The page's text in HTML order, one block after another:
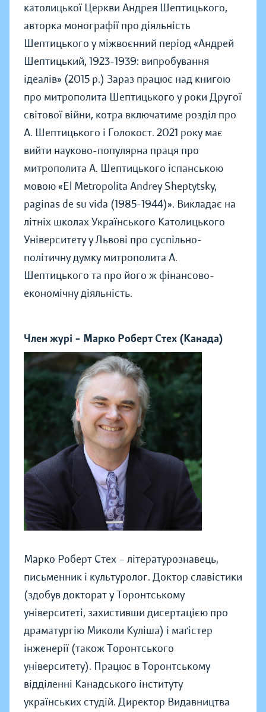
католицької Церкви Андрея Шептицького,
авторка монографії про діяльність
Шептицького у міжвоєнний період «Андрей
Шептицький, 1923-1939: випробування
ідеалів» (2015 р.) Зараз працює над книгою
про митрополита Шептицького у роки Другої
світової війни, котра включатиме розділ про
А. Шептицького і Голокост. 2021 року має
вийти науково-популярна праця про
митрополита А. Шептицького іспанською
мовою «El Metropolita Andrey Sheptytsky,
paginas de su vida (1985-1944)». Викладає на
літніх школах Українського Католицького
Університету у Львові про суспільно-
політичну думку митрополита А.
Шептицького та про його ж фінансово-
економічну діяльність.
Член журі – Марко Роберт Стех (Канада)
Марко Роберт Стех – літературознавець,
письменник і культуролог. Доктор славістики
(здобув докторат у Торонтському
університеті, захистивши дисертацією про
драматургію Миколи Куліша) і маґістер
інженерії (також Торонтського
університету). Працює в Торонтському
відділенні Канадського інституту
українських студій. Директор Видавництва